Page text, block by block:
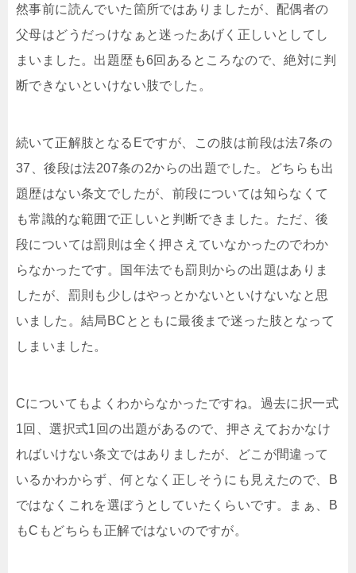
然事前に読んでいた箇所ではありましたが、配偶者の
父母はどうだっけなぁと迷ったあげく正しいとしてし
まいました。出題歴も6回あるところなので、絶対に判
断できないといけない肢でした。
続いて正解肢となるEですが、この肢は前段は法7条の
37、後段は法207条の2からの出題でした。どちらも出
題歴はない条文でしたが、前段については知らなくて
も常識的な範囲で正しいと判断できました。ただ、後
段については罰則は全く押さえていなかったのでわか
らなかったです。国年法でも罰則からの出題はありま
したが、罰則も少しはやっとかないといけないなと思
いました。結局BCとともに最後まで迷った肢となって
しまいました。
Cについてもよくわからなかったですね。過去に択一式
1回、選択式1回の出題があるので、押さえておかなけ
ればいけない条文ではありましたが、どこが間違って
いるかわからず、何となく正しそうにも見えたので、B
ではなくこれを選ぼうとしていたくらいです。まぁ、B
もCもどちらも正解ではないのですが。